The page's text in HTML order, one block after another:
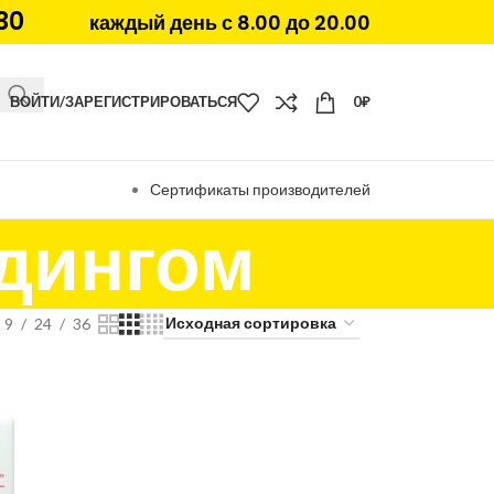
каждый день с 8.00 до 20.00
ВОЙТИ/ЗАРЕГИСТРИРОВАТЬСЯ 0₽
Сертификаты производителей
9 24 36